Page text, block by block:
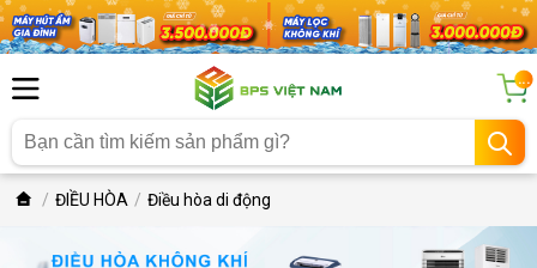
...
ĐIỀU HÒA Điều hòa di động